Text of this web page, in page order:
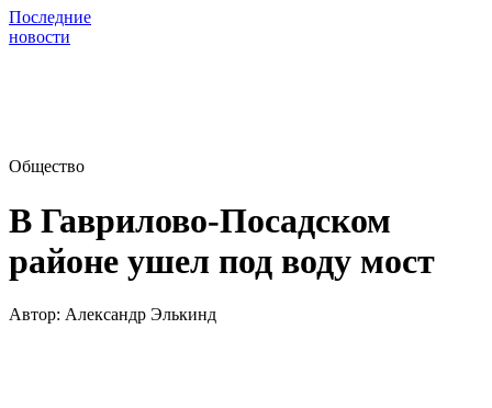
Последние
новости
Общество
В Гаврилово-Посадском
районе ушел под воду мост
Автор: Александр Элькинд